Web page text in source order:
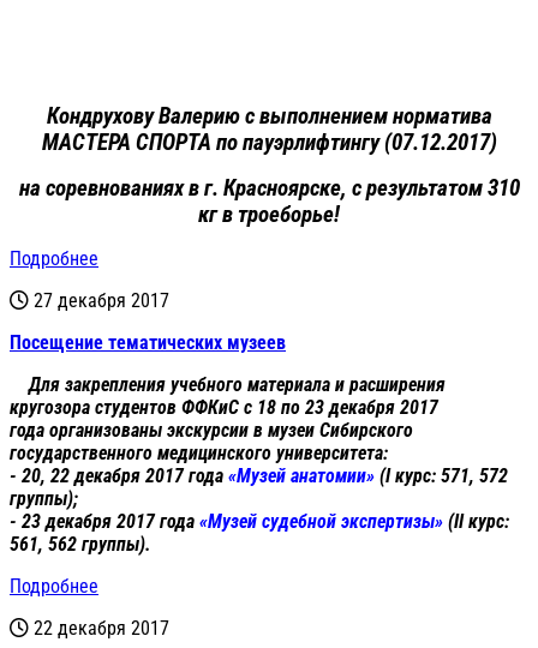
Кондрухову Валерию с выполнением норматива
МАСТЕРА СПОРТА по пауэрлифтингу (07.12.2017)
на соревнованиях в г. Красноярске, с результатом 310
кг в троеборье!
Подробнее
27 декабря 2017
Посещение тематических музеев
Для закрепления учебного материала и расширения
кругозора студентов ФФКиС с 18 по 23 декабря 2017
года организованы экскурсии в музеи Сибирского
государственного медицинского университета:
- 20, 22 декабря 2017 года «Музей анатомии» (I курс: 571, 572
группы);
- 23 декабря 2017 года «Музей судебной экспертизы» (II курс:
561, 562 группы).
Подробнее
22 декабря 2017